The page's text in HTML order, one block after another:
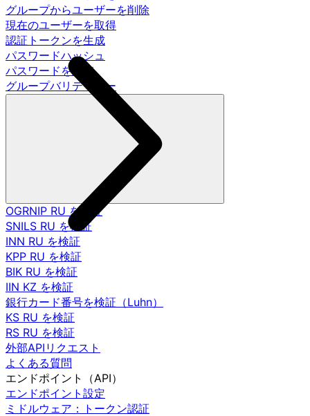
グループからユーザーを削除
現在のユーザーを取得
認証トークンを生成
パスワードハッシュ
パスワードを調査
グループバリデーター
OGRNIP RU を検証
SNILS RU を検証
INN RU を検証
KPP RU を検証
BIK RU を検証
IIN KZ を検証
銀行カード番号を検証（Luhn）
KS RU を検証
RS RU を検証
外部APIリクエスト
よくある質問
エンドポイント（API）
エンドポイント設定
ミドルウェア：トークン認証